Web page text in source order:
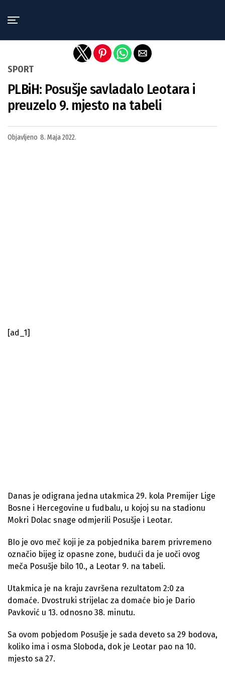
SPORT
PLBiH: Posušje savladalo Leotara i
preuzelo 9. mjesto na tabeli
Objavljeno 8. Maja 2022.
[ad_1]
Danas je odigrana jedna utakmica 29. kola Premijer Lige
Bosne i Hercegovine u fudbalu, u kojoj su na stadionu
Mokri Dolac snage odmjerili Posušje i Leotar.
BIo je ovo meč koji je za pobjednika barem privremeno
označio bijeg iz opasne zone, budući da je uoči ovog
meča Posušje bilo 10., a Leotar 9. na tabeli.
Utakmica je na kraju završena rezultatom 2:0 za
domaće. Dvostruki strijelac za domaće bio je Dario
Pavković u 13. odnosno 38. minutu.
Sa ovom pobjedom Posušje je sada deveto sa 29 bodova,
koliko ima i osma Sloboda, dok je Leotar pao na 10.
mjesto sa 27.